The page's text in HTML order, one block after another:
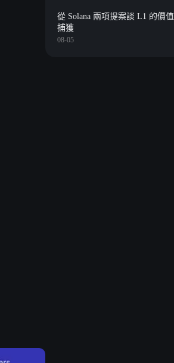
從 Solana 兩項提案談 L1 的價值
捕獲
08-05